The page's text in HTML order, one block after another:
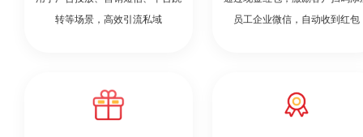
转等场景，高效引流私域
员工企业微信，自动收到红包